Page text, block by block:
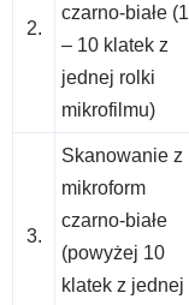
2.
czarno-białe (1
– 10 klatek z
jednej rolki
mikrofilmu)
3.
Skanowanie z
mikroform
czarno-białe
(powyżej 10
klatek z jednej